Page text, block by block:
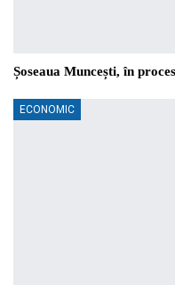
Șoseaua Muncești, în
ECONOMIC